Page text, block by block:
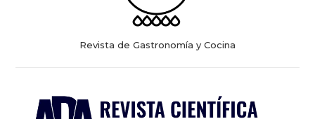
Revista de Gastronomía y Cocina